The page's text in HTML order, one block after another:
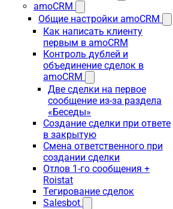
amoCRM
Общие настройки amoCRM
Как написать клиенту
первым в amoCRM
Контроль дублей и
объединение сделок в
amoCRM
Две сделки на первое
сообщение из-за раздела
«Беседы»
Создание сделки при ответе
в закрытую
Смена ответственного при
создании сделки
Отлов 1-го сообщения +
Roistat
Тегирование сделок
Salesbot